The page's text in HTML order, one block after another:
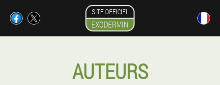
SITE OFFICIEL
EXODERMIN
AUTEURS